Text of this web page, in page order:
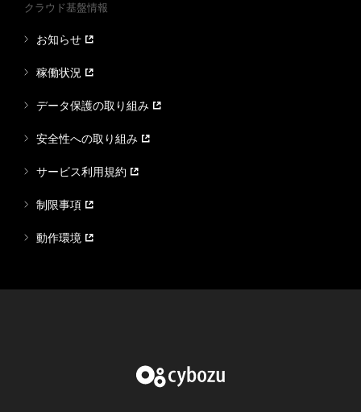
クラウド基盤情報
お知らせ
稼働状況
データ保護の取り組み
安全性への取り組み
サービス利用規約
制限事項
動作環境